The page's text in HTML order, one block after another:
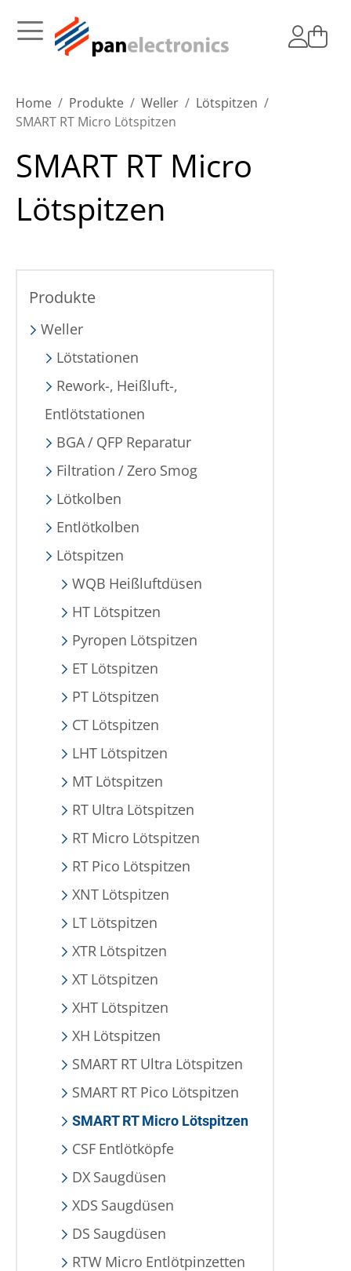
Home Produkte Weller
Lötspitzen
SMART RT Micro Lötspitzen
SMART RT Micro
Lötspitzen
Produkte
Weller
Lötstationen
Rework-, Heißluft-,
Entlötstationen
BGA / QFP Reparatur
Filtration / Zero Smog
Lötkolben
Entlötkolben
Lötspitzen
WQB Heißluftdüsen
HT Lötspitzen
Pyropen Lötspitzen
ET Lötspitzen
PT Lötspitzen
CT Lötspitzen
LHT Lötspitzen
MT Lötspitzen
RT Ultra Lötspitzen
RT Micro Lötspitzen
RT Pico Lötspitzen
XNT Lötspitzen
LT Lötspitzen
XTR Lötspitzen
XT Lötspitzen
XHT Lötspitzen
XH Lötspitzen
SMART RT Ultra Lötspitzen
SMART RT Pico Lötspitzen
SMART RT Micro Lötspitzen
CSF Entlötköpfe
DX Saugdüsen
XDS Saugdüsen
DS Saugdüsen
RTW Micro Entlötpinzetten